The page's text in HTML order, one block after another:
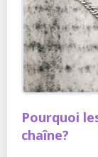
Pourquoi
chaîne?